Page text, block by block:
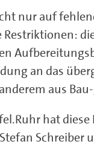
nur auf
an das
aus
hat